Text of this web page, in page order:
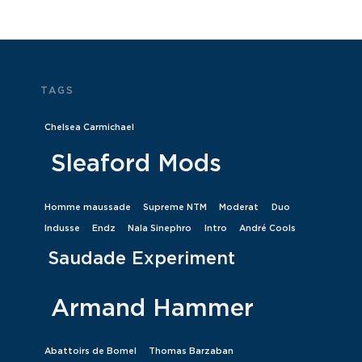
TAGS
Chelsea Carmichael
Sleaford Mods
Homme maussade Supreme NTM Moderat Duo
Indusse Endz Nala Sinephro Intro André Cools
Saudade Experiment
Armand Hammer
Abattoirs de Bomel Thomas Barzaban